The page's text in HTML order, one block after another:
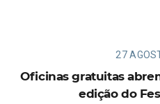
27
Oficinas gratuitas
edição do